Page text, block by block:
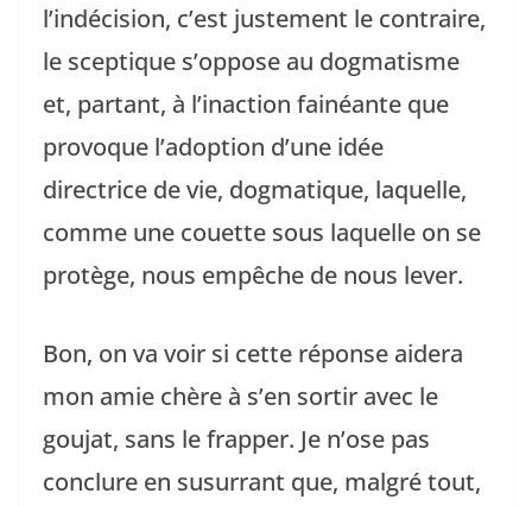
l’indécision, c’est justement le contraire,
le sceptique s’oppose au dogmatisme
et, partant, à l’inaction fainéante que
provoque l’adoption d’une idée
directrice de vie, dogmatique, laquelle,
comme une couette sous laquelle on se
protège, nous empêche de nous lever.
Bon, on va voir si cette réponse aidera
mon amie chère à s’en sortir avec le
goujat, sans le frapper. Je n’ose pas
conclure en susurrant que, malgré tout,